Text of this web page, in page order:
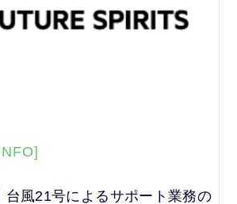
台風21号によるサポート業務の